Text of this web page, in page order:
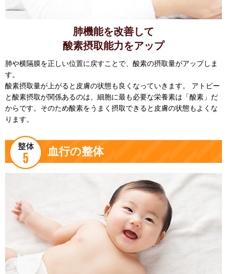
肺機能を改善して
酸素摂取能力をアップ
肺や横隔膜を正しい位置に戻すことで、酸素の摂取量がアップしま
す。
酸素摂取量が上がると皮膚の状態も良くなっていきます。 アトピー
と酸素摂取が関係あるのは、細胞に最も必要な栄養素は「酸素」だ
からです。そのため酸素をうまく摂取できると皮膚の状態もよくな
ります。
血行の整体